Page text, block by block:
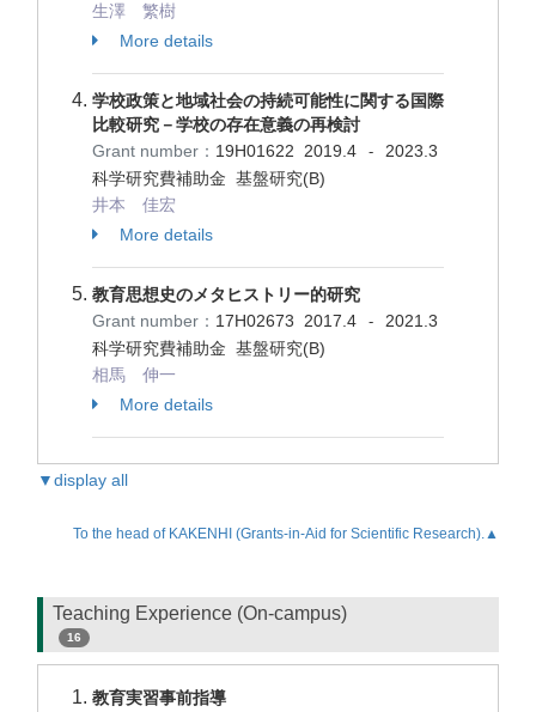
生澤 繁樹
More details
学校政策と地域社会の持続可能性に関する国際
比較研究－学校の存在意義の再検討
Grant number： 19H01622 2019.4 -
2023.3
科学研究費補助金 基盤研究(B)
井本 佳宏
More details
教育思想史のメタヒストリー的研究
Grant number： 17H02673 2017.4 -
2021.3
科学研究費補助金 基盤研究(B)
相馬 伸一
More details
▼display all
To the head of KAKENHI (Grants-in-Aid for Scientific Research).▲
Teaching Experience (On-campus)
16
教育実習事前指導